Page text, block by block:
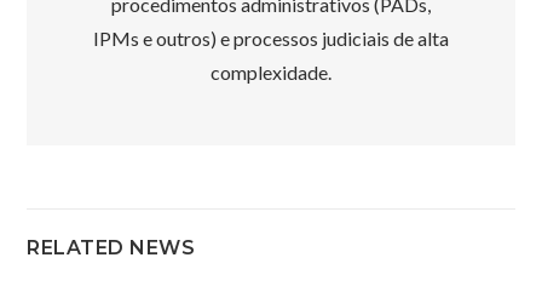
IPMs e outros) e processos judiciais de alta
complexidade.
RELATED NEWS